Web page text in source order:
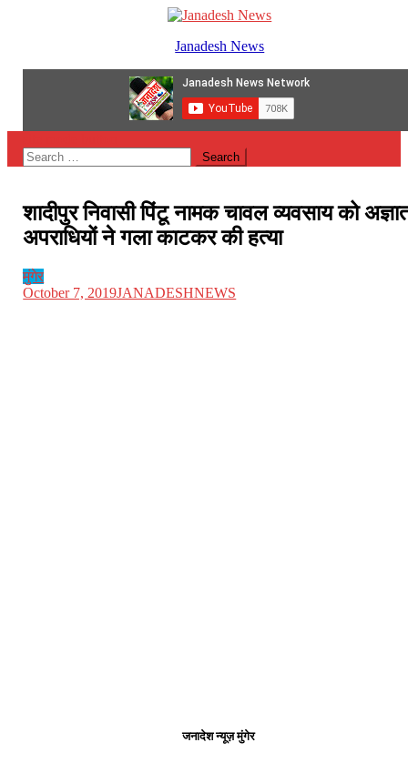
Janadesh News
Search
for:
शादीपुर निवासी पिंटू नामक चावल व्यवसाय को
अपराधियों ने गला काटकर की हत्या
मुंगेर
October 7, 2019JANADESHNEWS
जनादेश न्यूज़ मुंगेर